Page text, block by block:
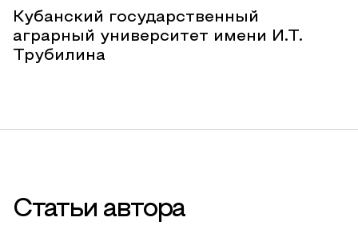
Кубанский государственный
аграрный университет имени И.Т.
Трубилина
Статьи автора